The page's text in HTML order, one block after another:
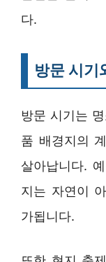
다.
방문 시기
방문 시기는
품 배경지의
살아납니다.
지는 자연이
가됩니다.